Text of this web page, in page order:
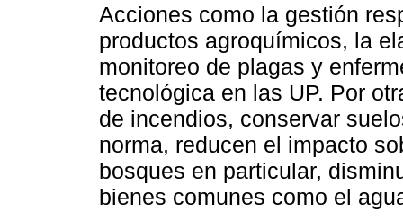
Acciones como la gestión
productos agroquímicos, la
monitoreo de plagas y
tecnológica en las UP. Por
de incendios, conservar
norma, reducen el impacto
bosques en particular,
bienes comunes como el